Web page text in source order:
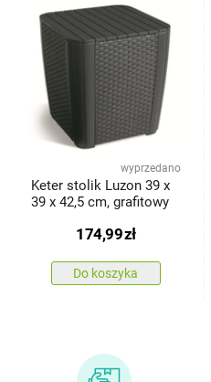
wyprzedano
Keter stolik Luzon 39 x
39 x 42,5 cm, grafitowy
174,99zł
Do koszyka